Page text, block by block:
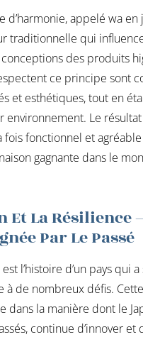
d’harmonie, appelé wa en
traditionnelle qui
des produits
ce principe sont
et esthétiques, tout en
environnement. Le
fonctionnel et agréable
gagnante dans le
Et La Résilience
Par Le Passé
l’histoire d’un pays qui
à de nombreux défis. Cette
dans la manière dont le
continue d’innover et